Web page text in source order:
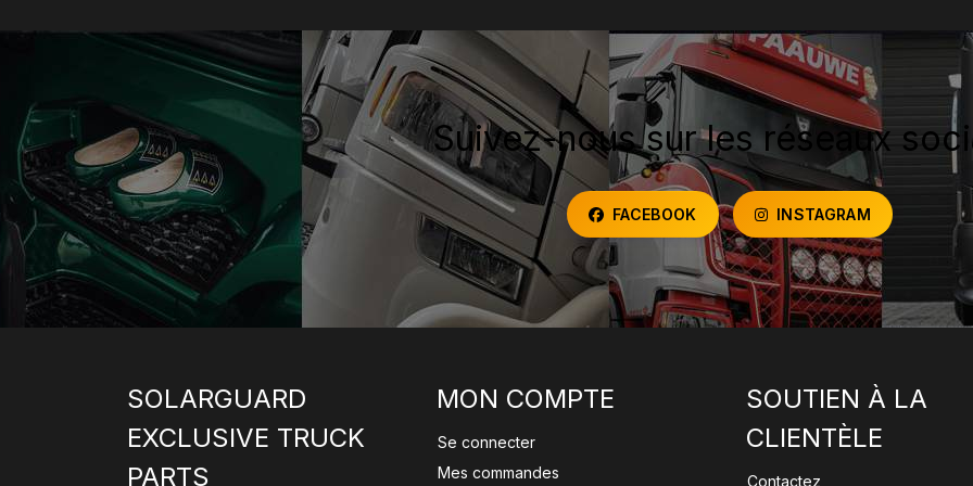
Suivez-nous sur les réseaux
FACEBOOK INSTAGRAM
SOLARGUARD
EXCLUSIVE TRUCK
PARTS
MON COMPTE
Se connecter
Mes commandes
SOUTIEN À LA
CLIENTÈLE
Contactez